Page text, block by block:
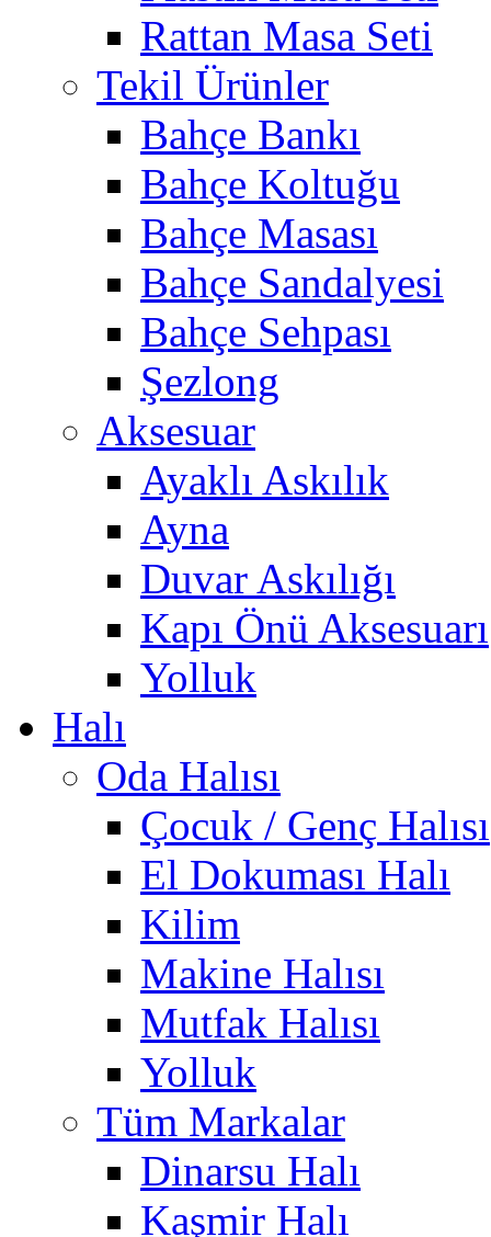
Rattan Masa Seti
Tekil Ürünler
Bahçe Bankı
Bahçe Koltuğu
Bahçe Masası
Bahçe Sandalyesi
Bahçe Sehpası
Şezlong
Aksesuar
Ayaklı Askılık
Ayna
Duvar Askılığı
Kapı Önü Aksesuarı
Yolluk
Halı
Oda Halısı
Çocuk / Genç Halısı
El Dokuması Halı
Kilim
Makine Halısı
Mutfak Halısı
Yolluk
Tüm Markalar
Dinarsu Halı
Kaşmir Halı